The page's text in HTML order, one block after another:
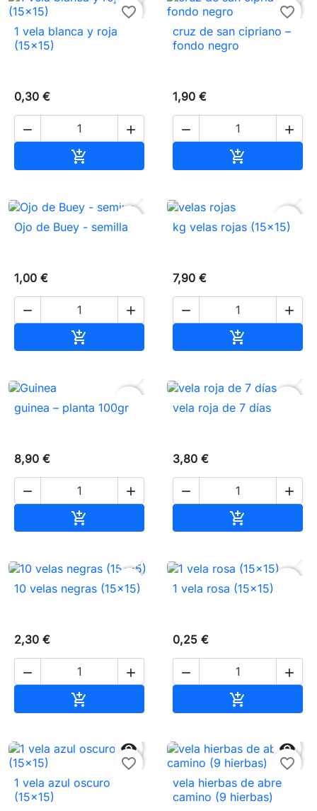
favorite_border
1 vela blanca y roja
(15×15)
0,30 €
 

favorite_border
cruz de san cipriano –
fondo negro
1,90 €
 

favorite_border
Ojo de Buey - semilla
1,00 €
 

favorite_border
kg velas rojas (15×15)
7,90 €
 

favorite_border
guinea – planta 100gr
8,90 €
 

vela roja de 7 días
3,80 €
 

favorite_border
10 velas negras (15×15)
2,30 €
 

1 vela rosa (15×15)
0,25 €
 


favorite_border
1 vela azul oscuro
(15×15)

favorite_border
vela hierbas de abre
camino (9 hierbas)